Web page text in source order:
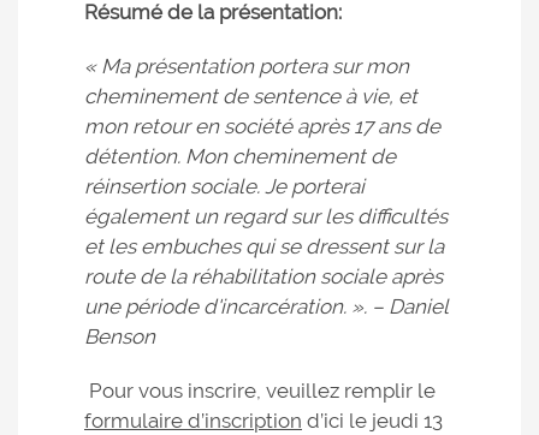
Résumé de la présentation:
« Ma présentation portera sur mon
cheminement de sentence à vie, et
mon retour en société après 17 ans de
détention. Mon cheminement de
réinsertion sociale. Je porterai
également un regard sur les difficultés
et les embuches qui se dressent sur la
route de la réhabilitation sociale après
une période d'incarcération. ». – Daniel
Benson
Pour vous inscrire, veuillez remplir le
formulaire d’inscription d’ici le jeudi 13